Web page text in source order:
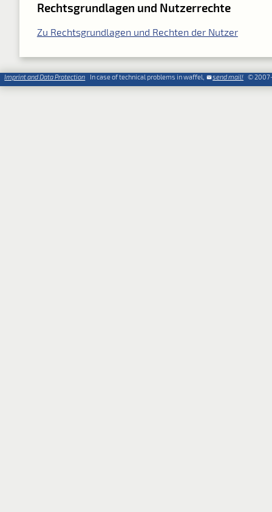
Rechtsgrundlagen und Nutzerrechte
Zu Rechtsgrundlagen und Rechten der Nutzer
Imprint and Data Protection In case of technical problems in waffel, send mail! ©